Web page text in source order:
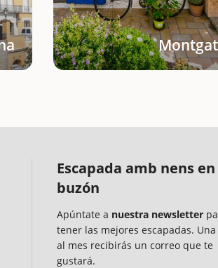
Montgat
Escapada amb nens
buzón
Apúntate a nuestra newsletter
tener las mejores escapadas. Una
al mes recibirás un correo que te
gustará.